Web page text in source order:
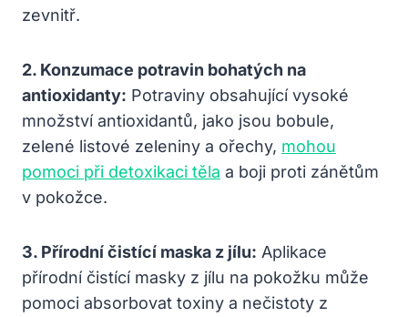
zevnitř.
2. Konzumace potravin bohatých na
antioxidanty: Potraviny obsahující vysoké
množství antioxidantů, jako jsou bobule,
zelené listové zeleniny a ořechy, mohou
pomoci při detoxikaci těla a boji proti zánětům
v pokožce.
3. Přírodní čistící maska z jílu: Aplikace
přírodní čistící masky z jílu na pokožku může
pomoci absorbovat toxiny a nečistoty z